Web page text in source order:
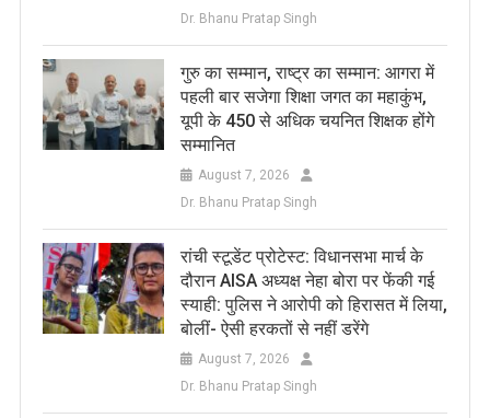
Dr. Bhanu Pratap Singh
​गुरु का सम्मान, राष्ट्र का सम्मान: आगरा में
पहली बार सजेगा शिक्षा जगत का महाकुंभ,
यूपी के 450 से अधिक चयनित शिक्षक होंगे
सम्मानित
August 7, 2026
Dr. Bhanu Pratap Singh
रांची स्टूडेंट प्रोटेस्ट: विधानसभा मार्च के
दौरान AISA अध्यक्ष नेहा बोरा पर फेंकी गई
स्याही: पुलिस ने आरोपी को हिरासत में लिया,
बोलीं- ऐसी हरकतों से नहीं डरेंगे
August 7, 2026
Dr. Bhanu Pratap Singh